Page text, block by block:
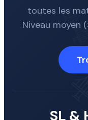
toutes les
Niveau moyen
SL &